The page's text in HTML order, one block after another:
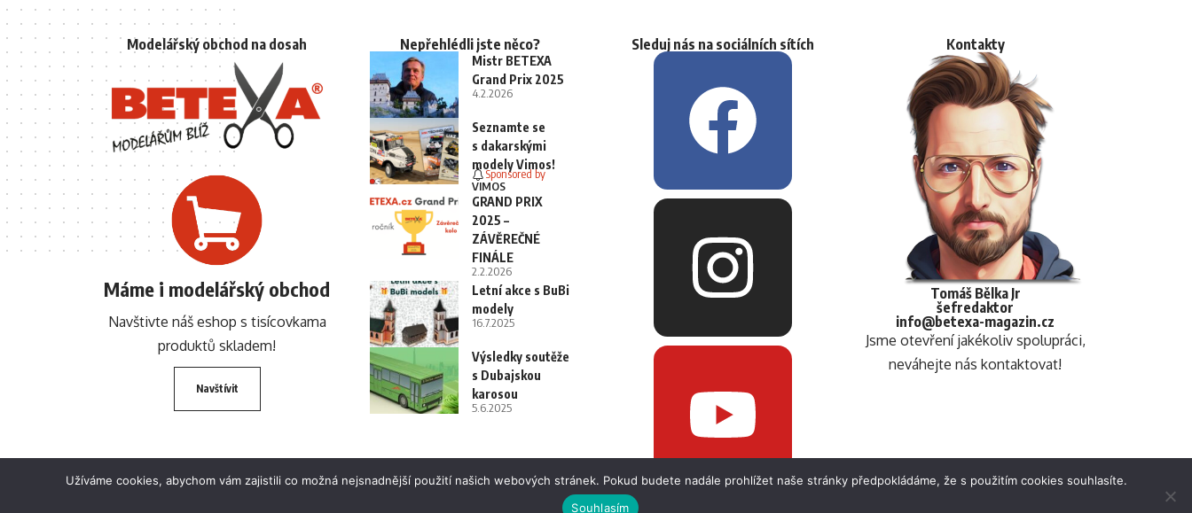
Modelářský obchod na dosah
Máme i modelářský obchod
Navštivte náš eshop s tisícovkama
produktů skladem!
Navštívit
Nepřehlédli jste něco?
Mistr BETEXA
Grand Prix 2025
4.2.2026
Seznamte se
s dakarskými
modely Vimos!
Sponsored by
VIMOS
GRAND PRIX
2025 –
ZÁVĚREČNÉ
FINÁLE
2.2.2026
Letní akce s BuBi
modely
16.7.2025
Výsledky soutěže
s Dubajskou
karosou
5.6.2025
Sleduj nás na sociálních sítích Kontakty
Tomáš Bělka Jr
šefredaktor
info@betexa-magazin.cz
Jsme otevření jakékoliv spolupráci,
neváhejte nás kontaktovat!
Užíváme cookies, abychom vám zajistili co možná nejsnadnější použití našich webových stránek. Pokud budete nadále prohlížet naše stránky předpokládáme, že s použitím cookies souhlasíte.
Souhlasím